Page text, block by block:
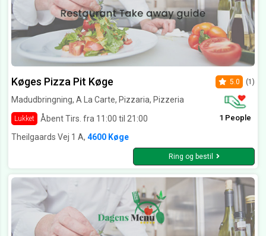
Køges Pizza Pit Køge
Madudbringning, A La Carte, Pizzaria, Pizzeria
Lukket Åbent Tirs. fra 11:00 til 21:00
5.0 (1)
1 People
Theilgaards Vej 1 A, 4600 Køge
Ring og bestil